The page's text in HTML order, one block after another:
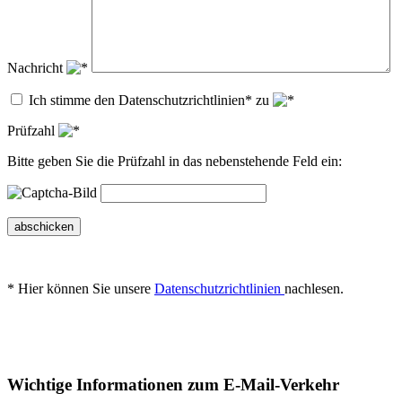
Nachricht
Ich stimme den Datenschutzrichtlinien* zu
Prüfzahl
Bitte geben Sie die Prüfzahl in das nebenstehende Feld ein:
abschicken
* Hier können Sie unsere Datenschutzrichtlinien nachlesen.
Wichtige Informationen zum E-Mail-Verkehr